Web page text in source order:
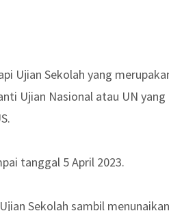
Ujian Sekolah yang
Ujian Nasional atau UN yang
tanggal 5 April 2023.
Sekolah sambil